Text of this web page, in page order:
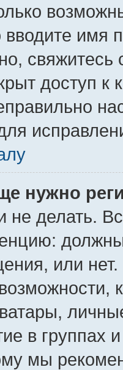
имя
доступ к
нужно
не делать.
или
в группах
мы